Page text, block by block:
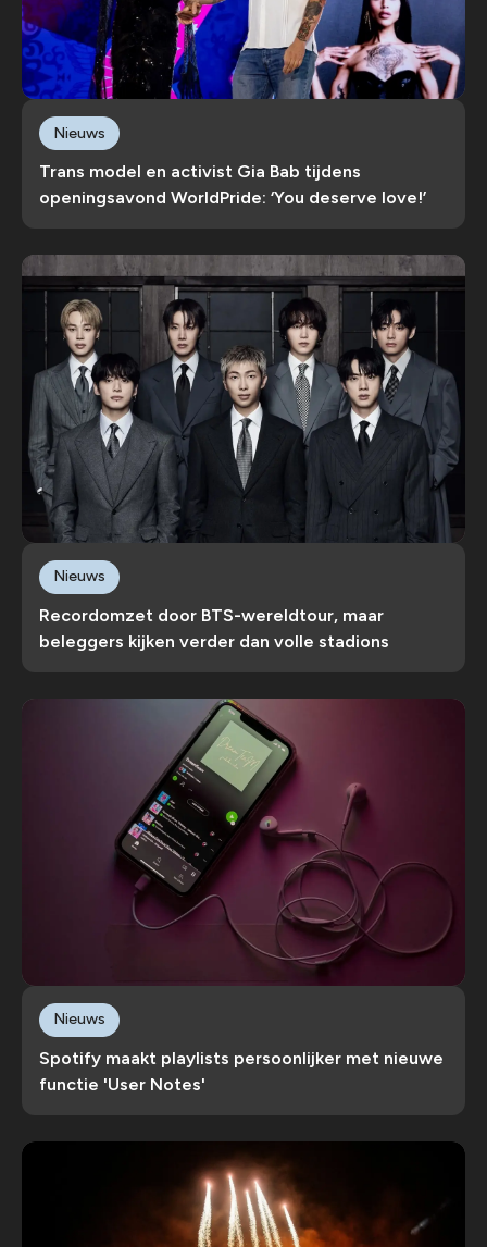
Trans model en activist Gia Bab tijdens
openingsavond WorldPride: ‘You deserve love!’
Nieuws
Recordomzet door BTS-wereldtour, maar
beleggers kijken verder dan volle stadions
Nieuws
Spotify maakt playlists persoonlijker met nieuwe
functie 'User Notes'
Nieuws